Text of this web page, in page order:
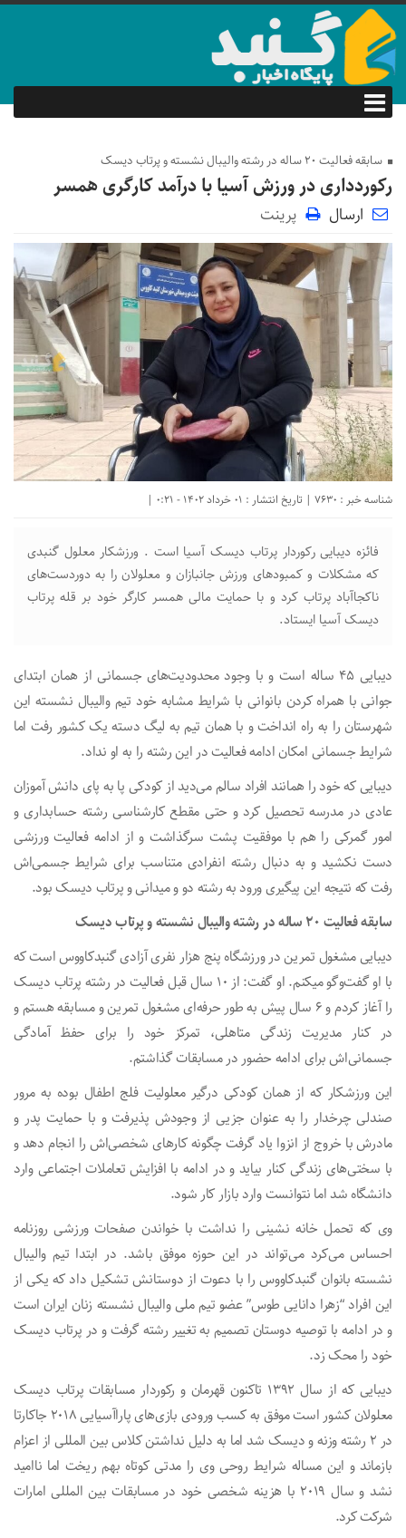
سابقه فعالیت ۲۰ ساله در رشته والیبال نشسته و پرتاب دیسک
رکوردداری در ورزش آسیا با درآمد کارگری همسر
ارسال پرینت
شناسه خبر : 7630 | تاریخ انتشار : 01 خرداد 1402 - 0:21 |
فائزه دیبایی رکوردار پرتاب دیسک آسیا است . ورزشکار معلول گنبدی
که مشکلات و کمبودهای ورزش جانبازان و معلولان را به دوردست‌های
ناکجاآباد پرتاب کرد و با حمایت مالی همسر کارگر خود بر قله پرتاب
دیسک آسیا ایستاد.
دیبایی ۴۵ ساله است و با وجود محدودیت‌های جسمانی از همان ابتدای
جوانی با همراه کردن بانوانی با شرایط مشابه خود تیم والیبال نشسته این
شهرستان را به راه انداخت و با همان تیم‌ به لیگ دسته یک کشور رفت اما
شرایط جسمانی امکان ادامه فعالیت در این رشته را به او نداد.
دیبایی که خود را همانند افراد سالم می‌دید از کودکی پا به پای دانش آموزان
عادی در مدرسه تحصیل کرد و حتی مقطع کارشناسی رشته حسابداری و
امور گمرکی را هم با موفقیت پشت سرگذاشت و از ادامه فعالیت ورزشی
دست نکشید و به دنبال رشته انفرادی متناسب برای شرایط جسمی‌اش
رفت که نتیجه این پیگیری ورود به رشته دو و میدانی و پرتاب دیسک بود.
سابقه فعالیت ۲۰ ساله در رشته والیبال نشسته و پرتاب دیسک
دیبایی مشغول تمرین در ورزشگاه پنج هزار نفری آزادی گنبدکاووس است که
با او گفت‌وگو میکنم. او گفت: از ۱۰ سال قبل فعالیت در رشته پرتاب دیسک
را آغاز کردم و ۶ سال پیش به طور حرفه‌ای مشغول تمرین و مسابقه هستم و
در کنار مدیریت زندگی متاهلی، تمرکز خود را برای حفظ آمادگی
جسمانی‌اش برای ادامه حضور در مسابقات گذاشتم.
این ورزشکار که از همان کودکی درگیر معلولیت فلج اطفال بوده به مرور
صندلی چرخدار را به عنوان جزیی از وجودش پذیرفت و با حمایت پدر و
مادرش با خروج از انزوا یاد گرفت چگونه کارهای شخصی‌اش را انجام دهد و
با سختی‌های زندگی کنار بیاید و در ادامه با افزایش تعاملات اجتماعی وارد
دانشگاه شد اما نتوانست وارد بازار کار شود.
وی که تحمل خانه نشینی را نداشت با خواندن صفحات ورزشی روزنامه
احساس می‌کرد می‌تواند در این حوزه موفق باشد. در ابتدا تیم والیبال
نشسته بانوان گنبدکاووس را با دعوت از دوستانش تشکیل داد که یکی از
این افراد “زهرا دانایی طوس” عضو تیم ملی والیبال نشسته زنان ایران است
و در ادامه با توصیه دوستان تصمیم به تغییر رشته گرفت و در پرتاب دیسک
خود را محک زد.
دیبایی که از سال ۱۳۹۲ تاکنون قهرمان و رکوردار مسابقات پرتاب دیسک
معلولان کشور است موفق به کسب ورودی بازی‌های پاراآسیایی ۲۰۱۸ جاکارتا
در ۲ رشته وزنه و دیسک شد اما به دلیل نداشتن کلاس بین المللی از اعزام
بازماند و این مساله شرایط روحی وی را مدتی کوتاه بهم ریخت اما ناامید
نشد و سال ۲۰۱۹ با هزینه شخصی خود در مسابقات بین المللی امارات
شرکت کرد.